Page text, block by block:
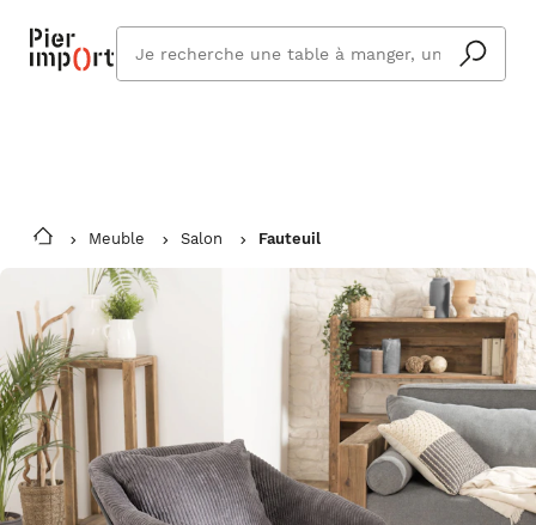
Vous êtes absent ? Pier Import s'adapte
et vous livre à votre retour.
En savoir plus
cherchez
vous ?
Meuble Salon Fauteuil